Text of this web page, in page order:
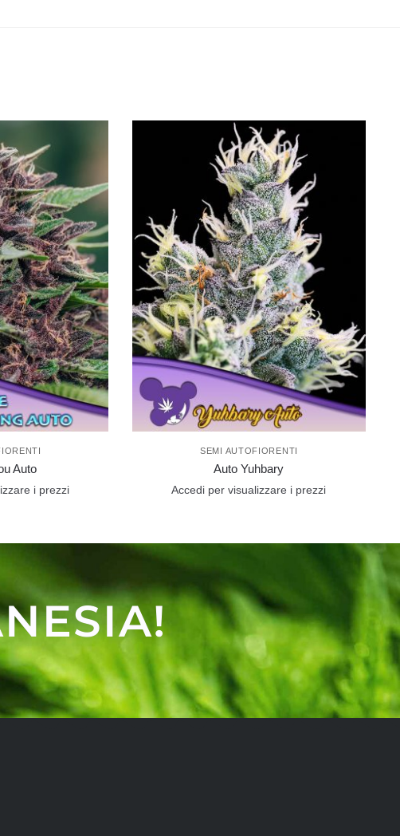
Auto
i prezzi
SEMI AUTOFIORENTI
Auto Yuhbary
Accedi per visualizzare i prezzi